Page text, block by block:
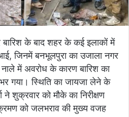
के बाद शहर के कई इलाकों में
जिनमें बनभूलपुरा का उजाला नगर
में अवरोध के कारण बारिश का
गया। स्थिति का जायजा लेने के
ने शुक्रवार को मौके का निरीक्षण
को जलभराव की मुख्य वजह